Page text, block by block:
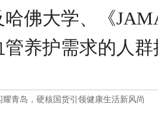
佛大学、《
养护需求的人
青岛，硬核国货引领健康生活新风尚